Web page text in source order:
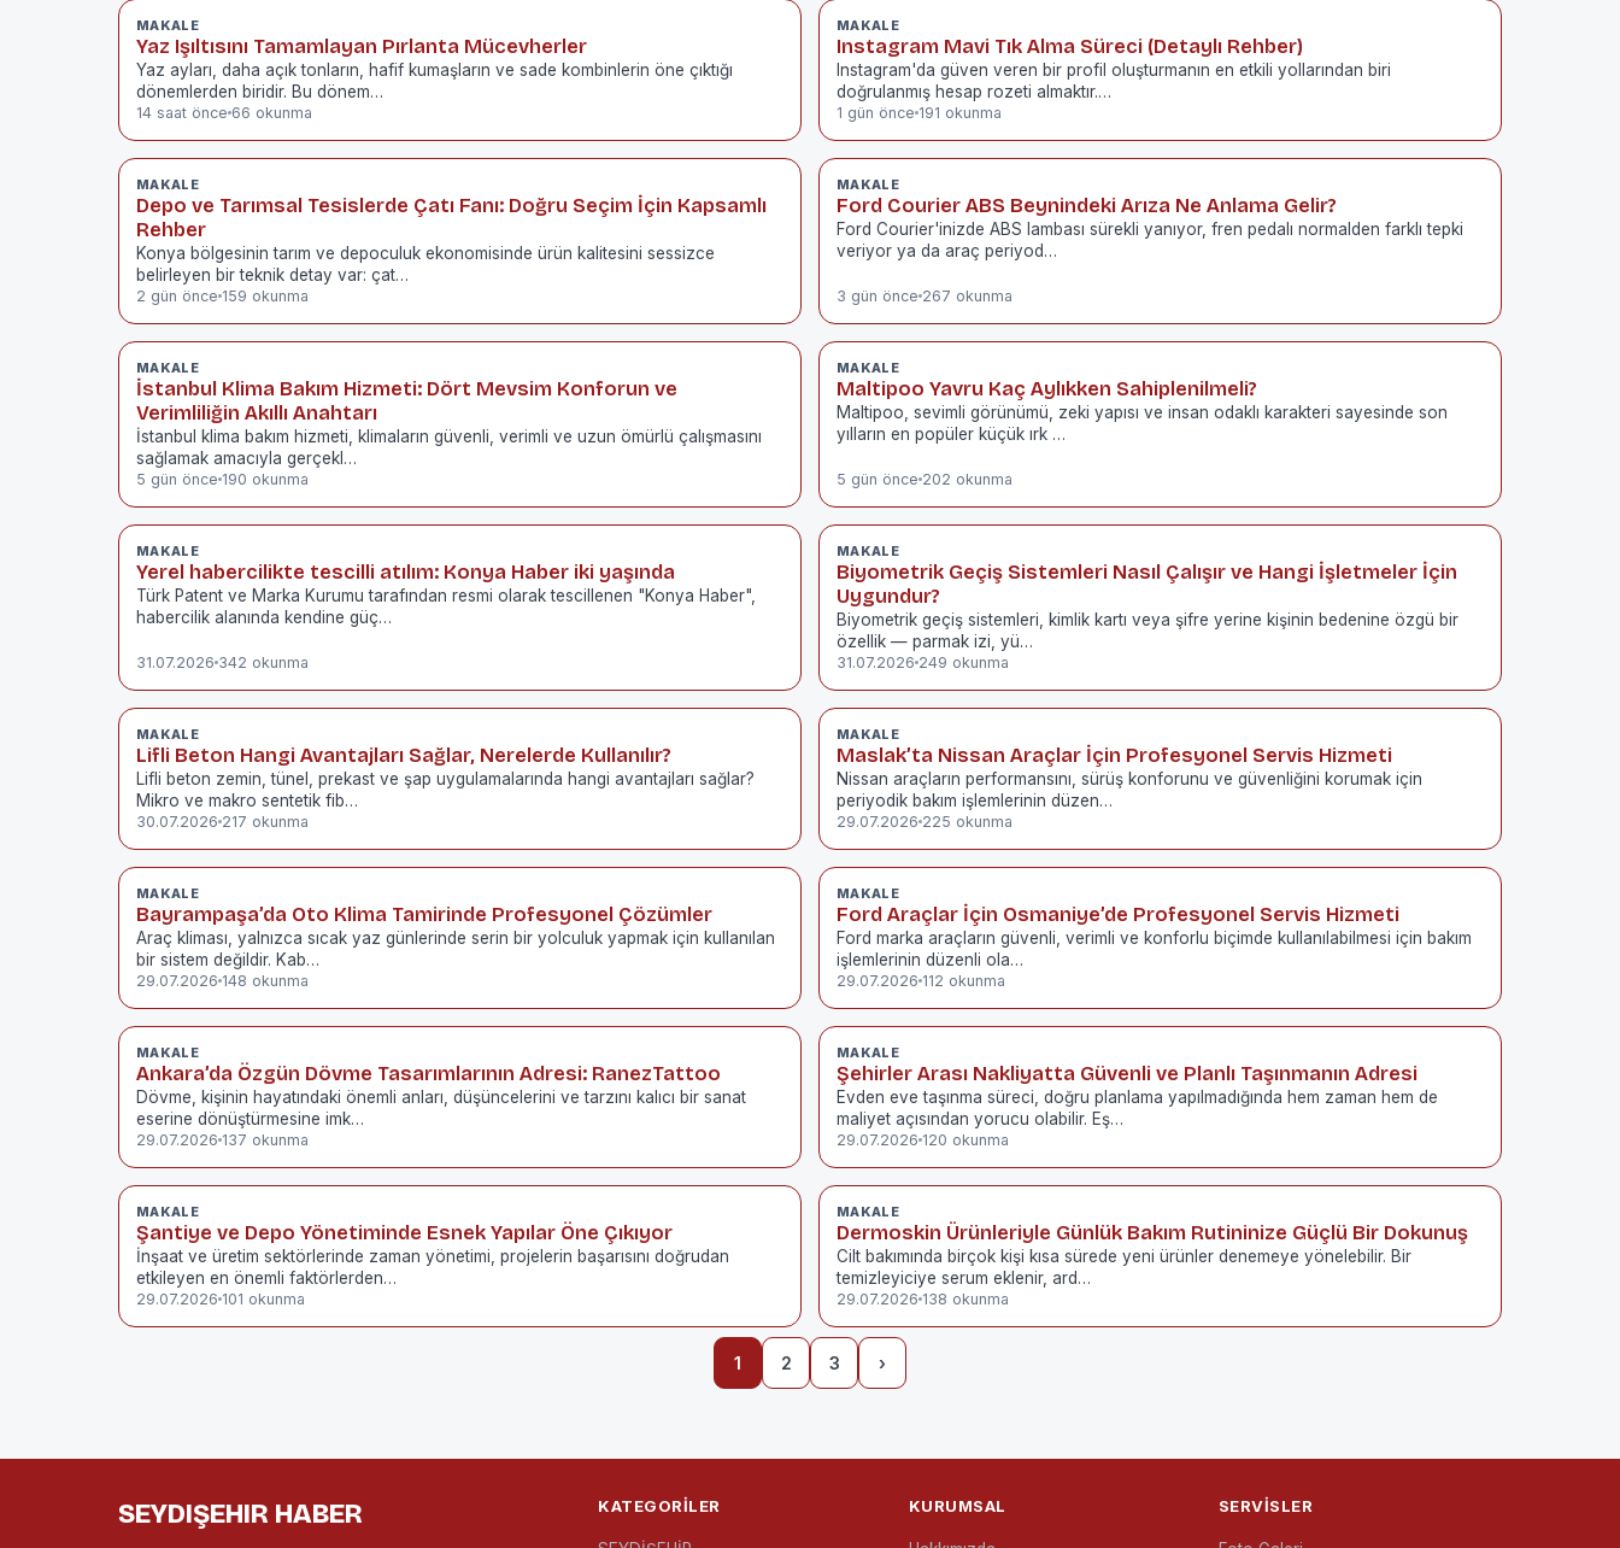
MAKALE
Yaz Işıltısını Tamamlayan Pırlanta Mücevherler
Yaz ayları, daha açık tonların, hafif kumaşların ve sade kombinlerin öne çıktığı
dönemlerden biridir. Bu dönem…
14 saat önce 66 okunma
MAKALE
Instagram Mavi Tık Alma Süreci (Detaylı Rehber)
Instagram'da güven veren bir profil oluşturmanın en etkili yollarından biri
doğrulanmış hesap rozeti almaktır.…
1 gün önce 191 okunma
MAKALE
Depo ve Tarımsal Tesislerde Çatı Fanı: Doğru Seçim İçin Kapsamlı
Rehber
Konya bölgesinin tarım ve depoculuk ekonomisinde ürün kalitesini sessizce
belirleyen bir teknik detay var: çat…
2 gün önce 159 okunma
MAKALE
Ford Courier ABS Beynindeki Arıza Ne Anlama Gelir?
Ford Courier'inizde ABS lambası sürekli yanıyor, fren pedalı normalden farklı tepki
veriyor ya da araç periyod…
3 gün önce 267 okunma
MAKALE
İstanbul Klima Bakım Hizmeti: Dört Mevsim Konforun ve
Verimliliğin Akıllı Anahtarı
İstanbul klima bakım hizmeti, klimaların güvenli, verimli ve uzun ömürlü çalışmasını
sağlamak amacıyla gerçekl…
5 gün önce 190 okunma
MAKALE
Maltipoo Yavru Kaç Aylıkken Sahiplenilmeli?
Maltipoo, sevimli görünümü, zeki yapısı ve insan odaklı karakteri sayesinde son
yılların en popüler küçük ırk …
5 gün önce 202 okunma
MAKALE
Yerel habercilikte tescilli atılım: Konya Haber iki yaşında
Türk Patent ve Marka Kurumu tarafından resmi olarak tescillenen "Konya Haber",
habercilik alanında kendine güç…
31.07.2026 342 okunma
MAKALE
Biyometrik Geçiş Sistemleri Nasıl Çalışır ve Hangi İşletmeler İçin
Uygundur?
Biyometrik geçiş sistemleri, kimlik kartı veya şifre yerine kişinin bedenine özgü bir
özellik — parmak izi, yü…
31.07.2026 249 okunma
MAKALE
Lifli Beton Hangi Avantajları Sağlar, Nerelerde Kullanılır?
Lifli beton zemin, tünel, prekast ve şap uygulamalarında hangi avantajları sağlar?
Mikro ve makro sentetik fib…
30.07.2026 217 okunma
MAKALE
Maslak’ta Nissan Araçlar İçin Profesyonel Servis Hizmeti
Nissan araçların performansını, sürüş konforunu ve güvenliğini korumak için
periyodik bakım işlemlerinin düzen…
29.07.2026 225 okunma
MAKALE
Bayrampaşa’da Oto Klima Tamirinde Profesyonel Çözümler
Araç kliması, yalnızca sıcak yaz günlerinde serin bir yolculuk yapmak için kullanılan
bir sistem değildir. Kab…
29.07.2026 148 okunma
MAKALE
Ford Araçlar İçin Osmaniye’de Profesyonel Servis Hizmeti
Ford marka araçların güvenli, verimli ve konforlu biçimde kullanılabilmesi için bakım
işlemlerinin düzenli ola…
29.07.2026 112 okunma
MAKALE
Ankara’da Özgün Dövme Tasarımlarının Adresi: RanezTattoo
Dövme, kişinin hayatındaki önemli anları, düşüncelerini ve tarzını kalıcı bir sanat
eserine dönüştürmesine imk…
29.07.2026 137 okunma
MAKALE
Şehirler Arası Nakliyatta Güvenli ve Planlı Taşınmanın Adresi
Evden eve taşınma süreci, doğru planlama yapılmadığında hem zaman hem de
maliyet açısından yorucu olabilir. Eş…
29.07.2026 120 okunma
MAKALE
Şantiye ve Depo Yönetiminde Esnek Yapılar Öne Çıkıyor
İnşaat ve üretim sektörlerinde zaman yönetimi, projelerin başarısını doğrudan
etkileyen en önemli faktörlerden…
29.07.2026 101 okunma
MAKALE
Dermoskin Ürünleriyle Günlük Bakım Rutininize Güçlü Bir Dokunuş
Cilt bakımında birçok kişi kısa sürede yeni ürünler denemeye yönelebilir. Bir
temizleyiciye serum eklenir, ard…
29.07.2026 138 okunma
1 2 3 ›
SEYDIŞEHIR HABER KATEGORILER KURUMSAL SERVISLER